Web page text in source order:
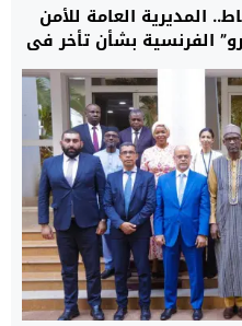
المديرية العامة للأمن
الفرنسية بشأن تأخر في
القضية بما يفرضه